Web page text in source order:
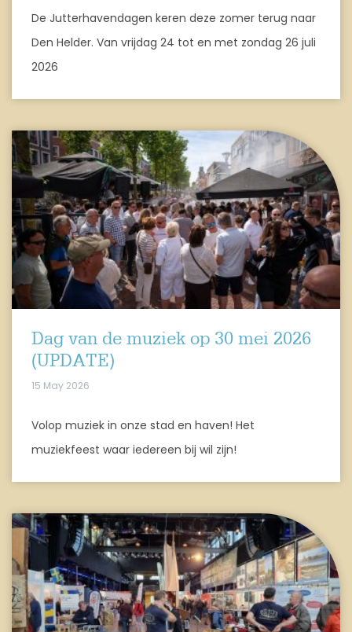
De Jutterhavendagen keren deze zomer terug naar
Den Helder. Van vrijdag 24 tot en met zondag 26 juli
2026
Dag van de muziek op 30 mei 2026
(UPDATE)
15 May 2026
Volop muziek in onze stad en haven! Het
muziekfeest waar iedereen bij wil zijn!